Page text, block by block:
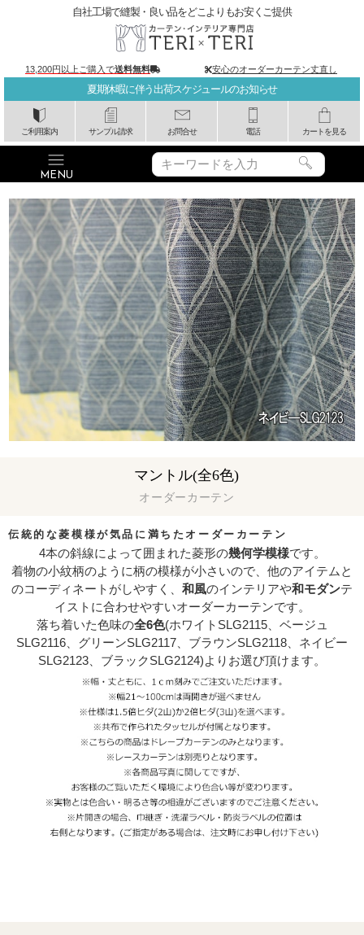
夏期休暇に伴う出荷スケジュールのお知らせ
ご利用案内 サンプル請求 お問合せ 電話 カートを見る
自社工場で縫製・良い品をどこよりもお安くご提供
13,200円以上ご購入で送料無料 安心のオーダーカーテン丈直し
伝統的な菱模様が気品に満ちたオーダーカーテン
オーダーカーテン
マントル(全6色)
4本の斜線によって囲まれた菱形の幾何学模様です。
着物の小紋柄のように柄の模様が小さいので、他のアイテムと
のコーディネートがしやすく、 和風のインテリアや和モダンテ
イストに合わせやすいオーダーカーテンです。
落ち着いた色味の全6色(ホワイトSLG2115、ベージュ
SLG2116、グリーンSLG2117、ブラウンSLG2118、ネイビー
SLG2123、ブラックSLG2124)よりお選び頂けます。